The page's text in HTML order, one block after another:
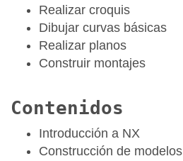
Realizar croquis
Dibujar curvas básicas
Realizar planos
Construir montajes
Contenidos
Introducción a NX
Construcción de modelos